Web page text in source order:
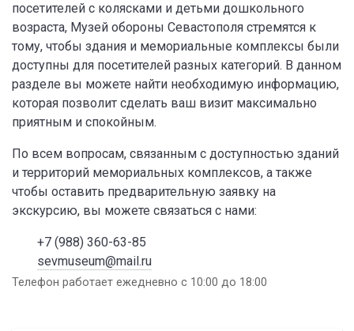
посетителей с колясками и детьми дошкольного
возраста, Музей обороны Севастополя стремятся к
тому, чтобы здания и мемориальные комплексы были
доступны для посетителей разных категорий. В данном
разделе вы можете найти необходимую информацию,
которая позволит сделать ваш визит максимально
приятным и спокойным.
По всем вопросам, связанным с доступностью зданий
и территорий мемориальных комплексов, а также
чтобы оставить предварительную заявку на
экскурсию, вы можете связаться с нами:
+7 (988) 360-63-85
sevmuseum@mail.ru
Телефон работает ежедневно с 10:00 до 18:00